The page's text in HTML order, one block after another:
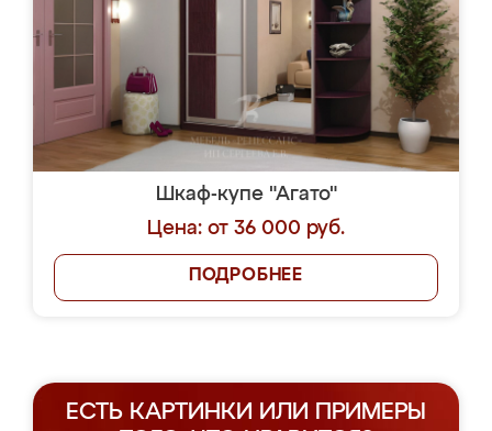
Шкаф-купе "Агато"
Цена: от 36 000 руб.
ПОДРОБНЕЕ
ЕСТЬ КАРТИНКИ ИЛИ ПРИМЕРЫ